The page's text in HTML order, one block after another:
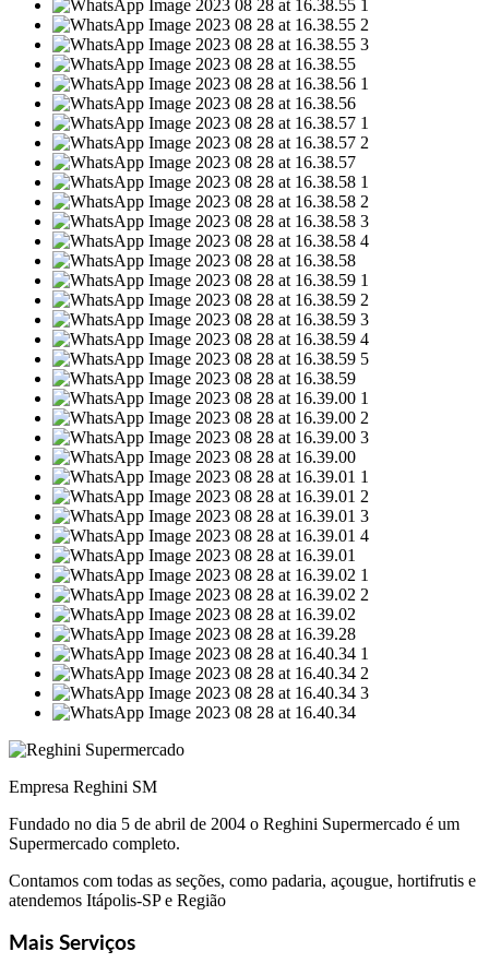
Empresa Reghini SM
Fundado no dia 5 de abril de 2004 o Reghini Supermercado é um
Supermercado completo.
Contamos com todas as seções, como padaria, açougue, hortifrutis e
atendemos Itápolis-SP e Região
Mais Serviços